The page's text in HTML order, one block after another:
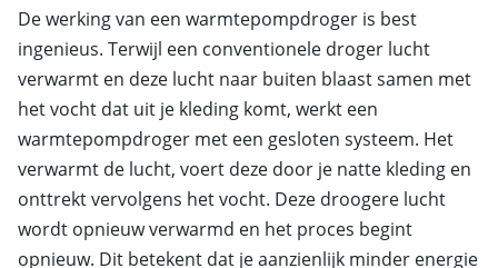
De werking van een warmtepompdroger is best
ingenieus. Terwijl een conventionele droger lucht
verwarmt en deze lucht naar buiten blaast samen met
het vocht dat uit je kleding komt, werkt een
warmtepompdroger met een gesloten systeem. Het
verwarmt de lucht, voert deze door je natte kleding en
onttrekt vervolgens het vocht. Deze droogere lucht
wordt opnieuw verwarmd en het proces begint
opnieuw. Dit betekent dat je aanzienlijk minder energie